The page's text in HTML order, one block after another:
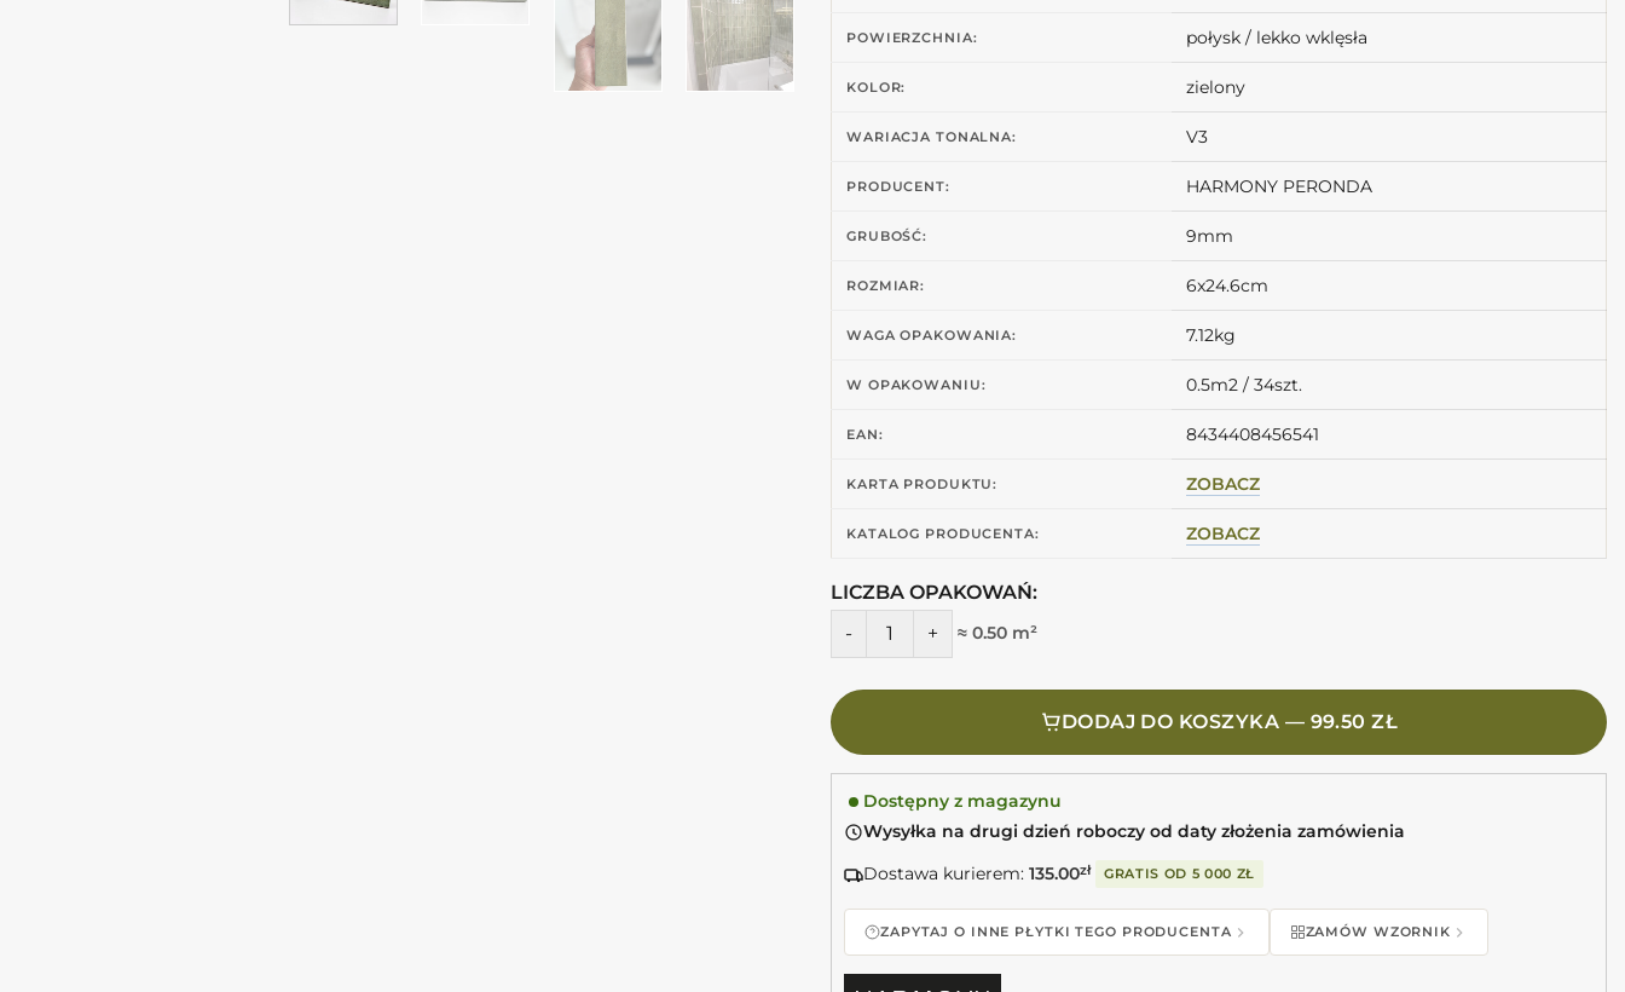
POWIERZCHNIA: połysk / lekko wklęsła
KOLOR: zielony
WARIACJA TONALNA: V3
PRODUCENT: HARMONY PERONDA
GRUBOŚĆ: 9mm
ROZMIAR: 6x24.6cm
WAGA OPAKOWANIA: 7.12kg
W OPAKOWANIU: 0.5m2 / 34szt.
EAN: 8434408456541
KARTA PRODUKTU: ZOBACZ
KATALOG PRODUCENTA: ZOBACZ
LICZBA OPAKOWAŃ:
ilość Harmony BARI GREEN 6X24,6 Płytki cegiełki zielone
≈ 0.50 m²
DODAJ DO KOSZYKA — 99.50 ZŁ
Dostępny z magazynu
Wysyłka na drugi dzień roboczy od daty złożenia zamówienia
Dostawa kurierem: 135.00zł GRATIS OD 5 000 ZŁ
ZAPYTAJ O INNE PŁYTKI TEGO PRODUCENTA ZAMÓW WZORNIK